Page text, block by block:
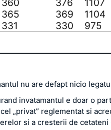
360 376
1107
365 369
1104
331 330 975
nu are defapt nicio
invatamantul e doar o
„privat” reglementat si
si a cresterii de